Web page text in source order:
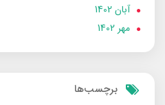
آبان 1402
مهر 1402
برچسب‌ها